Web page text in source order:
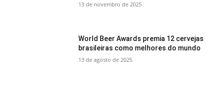
13 de novembro de 2025
World Beer Awards premia 12 cervejas
brasileiras como melhores do mundo
13 de agosto de 2025